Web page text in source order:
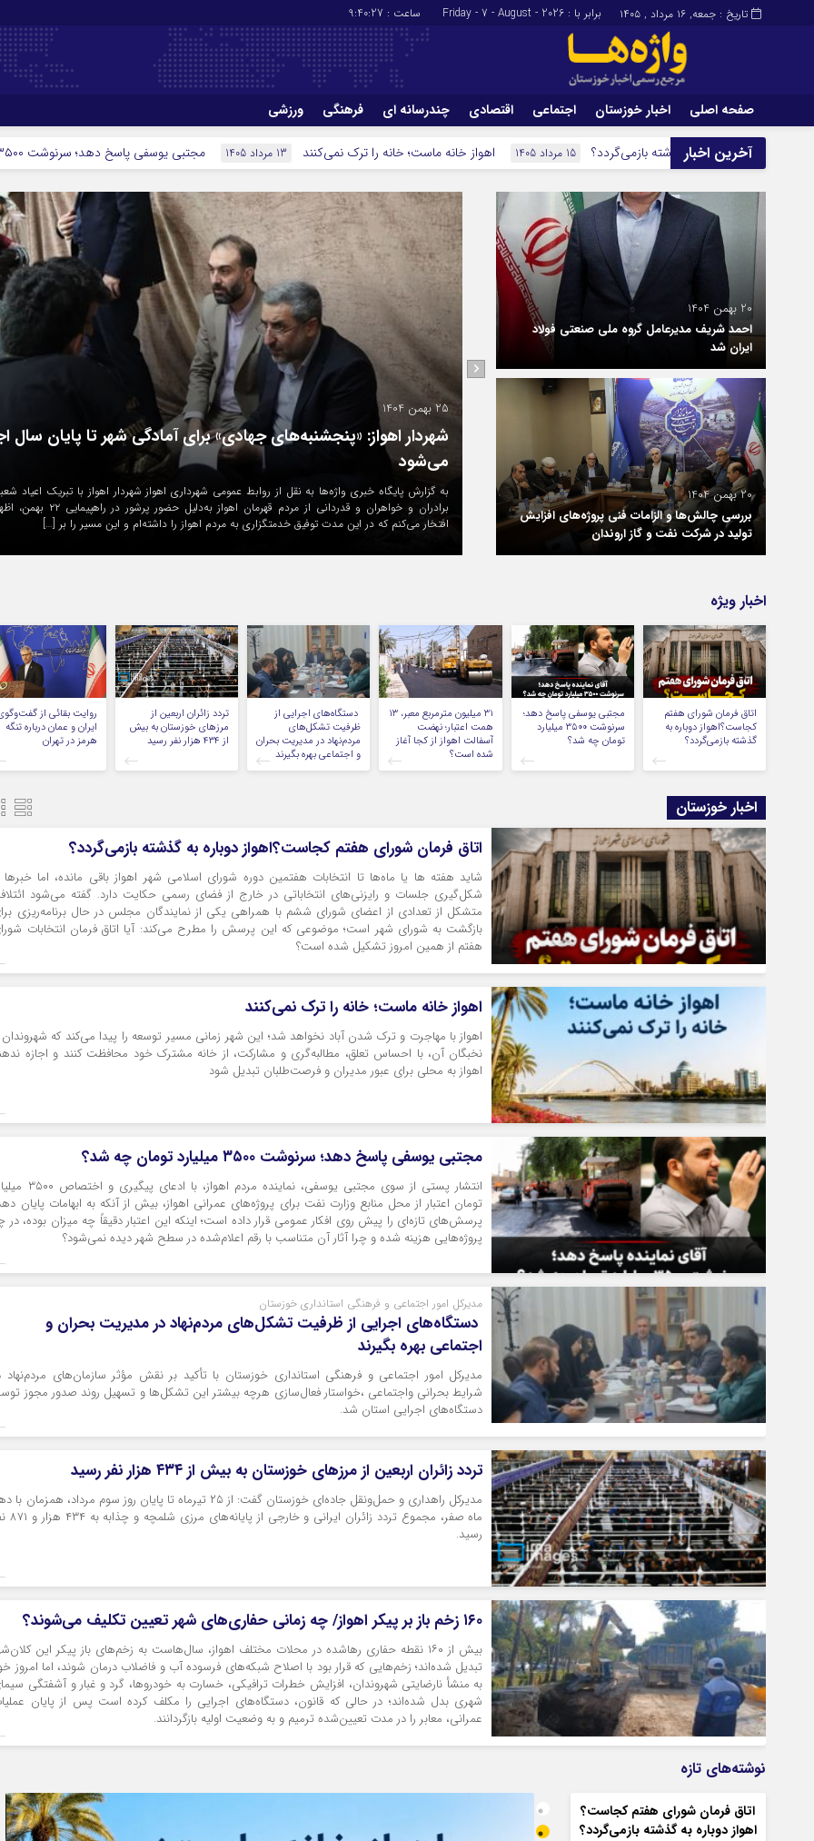
تاریخ : جمعه, ۱۶ مرداد , ۱۴۰۵ برابر با : Friday - 7 - August - 2026 ساعت : 9:40:29
صفحه اصلی اخبار خوزستان اجتماعی اقتصادی چندرسانه ای فرهنگی ورزشی
برگه نمونه تماس با ما چاپ درباره ما آخرین اخبار
به گذشته بازمی‌گردد؟ 15 مرداد 1405 اهواز خانه ماست؛ خانه را ترک نمی‌کنند 13 مرداد 1405 مجتبی یوسفی پاسخ دهد؛ سرنوشت ۳۵۰۰ میلیارد تومان چه شد؟
20 بهمن 1404
احمد شریف مدیرعامل گروه ملی صنعتی فولاد
ایران شد
20 بهمن 1404
بررسی چالش‌ها و الزامات فنی پروژه‌های افزایش
تولید در شركت نفت و گاز اروندان
جهادی» برای آمادگی شهر تا پایان سال اجرا
از روابط عمومی شهرداری اهواز شهردار اهواز با تبریک اعیاد شعبانیه به
برادران و خواهران و قدردانی از مردم قهرمان اهواز به‌دلیل حضور پرشور در راهپیمایی ۲۲ بهمن، اظهار کرد:
به مردم اهواز را داشته‌ام و این مسیر را بر […]
صدور مجوز قرارداد تکمیل خط یک قطار شهری اهواز
به گزارش پایگاه خبری واژه‌ها، حجت‌الله دهدشتی با اعلام این خبر اظهار داشت: روز گذشته با حضور در
کشور، موافقت وزیر کشور برای انعقاد قرارداد تکمیل خط یک قطار شهری اهواز با قرارگاه
خاتم‌الانبیا(ص) اخذ شد. وی ضمن قدردانی از نقش‌آفرینی استاندار خوزستان در پیش بُرد روند
پروژه، پیگیری‌های نمایندگان مجلس […]
اخبار ویژه
اتاق فرمان شورای هفتم
کجاست؟اهواز دوباره به
گذشته بازمی‌گردد؟
مجتبی یوسفی پاسخ دهد؛
سرنوشت ۳۵۰۰ میلیارد
تومان چه شد؟
۳۱ میلیون مترمربع معبر، ۱۳
همت اعتبار؛ نهضت
آسفالت اهواز از کجا آغاز
شده است؟
دستگاه‌های اجرایی از
ظرفیت تشکل‌های
مردم‌نهاد در مدیریت بحران
و اجتماعی بهره بگیرند
تردد زائران اربعین از
مرزهای خوزستان به بیش
از ۴۳۴ هزار نفر رسید
روایت بقائی از
ایران و عمان درباره تنگه
هرمز در تهران
اخبار خوزستان
اتاق فرمان شورای هفتم کجاست؟اهواز دوباره به گذشته بازمی‌گردد؟
شاید هفته ها یا ماه‌ها تا انتخابات هفتمین دوره شورای اسلامی شهر اهواز باقی مانده، اما خبرها
شکل‌گیری جلسات و رایزنی‌های انتخاباتی در خارج از فضای رسمی حکایت دارد. گفته می‌شود
متشکل از تعدادی از اعضای شورای ششم با همراهی یکی از نمایندگان مجلس در حال برنامه‌ریزی
بازگشت به شورای شهر است؛ موضوعی که این پرسش را مطرح می‌کند: آیا اتاق فرمان انتخابات
هفتم از همین امروز تشکیل شده است؟
اهواز خانه ماست؛ خانه را ترک نمی‌کنند
اهواز با مهاجرت و ترک شدن آباد نخواهد شد؛ این شهر زمانی مسیر توسعه را پیدا می‌کند که
نخبگان آن، با احساس تعلق، مطالبه‌گری و مشارکت، از خانه مشترک خود محافظت کنند و اجازه
اهواز به محلی برای عبور مدیران و فرصت‌طلبان تبدیل شود
مجتبی یوسفی پاسخ دهد؛ سرنوشت ۳۵۰۰ میلیارد تومان چه شد؟
انتشار پستی از سوی مجتبی یوسفی، نماینده مردم اهواز، با
تومان اعتبار از محل منابع وزارت نفت برای پروژه‌های عمرانی اهواز، بیش از آنکه به ابهامات پایان
پرسش‌های تازه‌ای را پیش روی افکار عمومی قرار داده است؛ اینکه این اعتبار دقیقاً چه میزان بوده، در
پروژه‌هایی هزینه شده و چرا آثار آن متناسب با رقم اعلام‌شده در سطح شهر دیده نمی‌شود؟
مدیرکل امور اجتماعی و فرهنگی استانداری خوزستان
دستگاه‌های اجرایی از ظرفیت تشکل‌های مردم‌نهاد در مدیریت بحران و
اجتماعی بهره بگیرند
مدیرکل امور اجتماعی و فرهنگی استانداری خوزستان با تأکید بر نقش مؤثر سازمان‌های مردم‌نهاد
شرایط بحرانی واجتماعی ،خواستار فعال‌سازی هرچه بیشتر این تشکل‌ها و تسهیل روند صدور مجوز
دستگاه‌های اجرایی استان شد.
تردد زائران اربعین از مرزهای خوزستان به بیش از ۴۳۴ هزار نفر رسید
مدیرکل راهداری و حمل‌ونقل جاده‌ای خوزستان گفت: از ۲۵ تیرماه تا پایان روز سوم مرداد، همزمان
ماه صفر، مجموع تردد زائران ایرانی و
رسید.
۱۶۰ زخم باز بر پیکر اهواز/ چه زمانی حفاری‌های شهر تعیین تکلیف می‌شوند؟
بیش از ۱۶۰ نقطه حفاری رهاشده در محلات مختلف اهواز، سال‌هاست به زخم‌های باز پیکر این
تبدیل شده‌اند؛ زخم‌هایی که قرار بود با اصلاح شبکه‌های فرسوده آب و فاضلاب درمان شوند، اما امروز
به منشأ نارضایتی شهروندان، افزایش خطرات ترافیکی، خسارت به خودروها، گرد و غبار و آشفتگی
شهری بدل شده‌اند؛ در حالی که قانون، دستگاه‌های اجرایی را مکلف کرده است پس از پایان
عمرانی، معابر را در مدت تعیین‌شده ترمیم و به وضعیت اولیه بازگردانند.
نوشته‌های تازه
اتاق فرمان شورای هفتم کجاست؟
اهواز دوباره به گذشته بازمی‌گردد؟